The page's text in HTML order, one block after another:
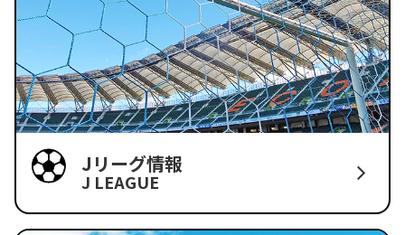
Jリーグ情報
J LEAGUE